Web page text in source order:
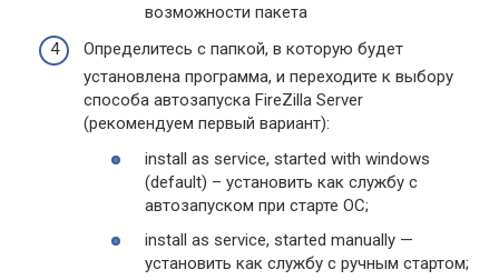
возможности пакета
Определитесь с папкой, в которую будет
установлена программа, и переходите к выбору
способа автозапуска FireZilla Server
(рекомендуем первый вариант):
install as service, started with windows
(default) – установить как службу с
автозапуском при старте ОС;
install as service, started manually —
установить как службу с ручным стартом;